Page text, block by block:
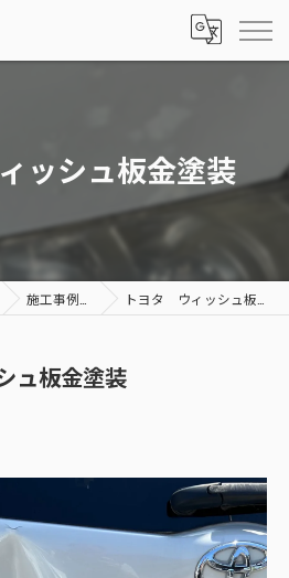
ッシュ板金塗装
施工事例一覧 トヨタ ウィッシュ板金塗装
ュ板金塗装